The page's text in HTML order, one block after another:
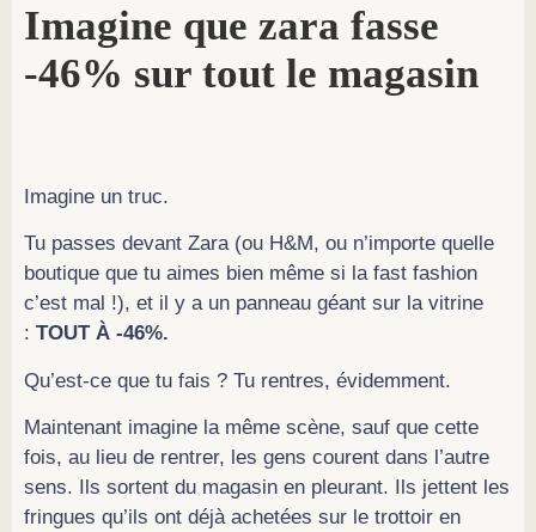
imagine que zara fasse
-46% sur tout le magasin
Imagine un truc.
Tu passes devant Zara (ou H&M, ou n’importe quelle
boutique que tu aimes bien même si la fast fashion
c’est mal !), et il y a un panneau géant sur la vitrine
: TOUT À -46%.
Qu’est-ce que tu fais ? Tu rentres, évidemment.
Maintenant imagine la même scène, sauf que cette
fois, au lieu de rentrer, les gens courent dans l’autre
sens. Ils sortent du magasin en pleurant. Ils jettent les
fringues qu’ils ont déjà achetées sur le trottoir en